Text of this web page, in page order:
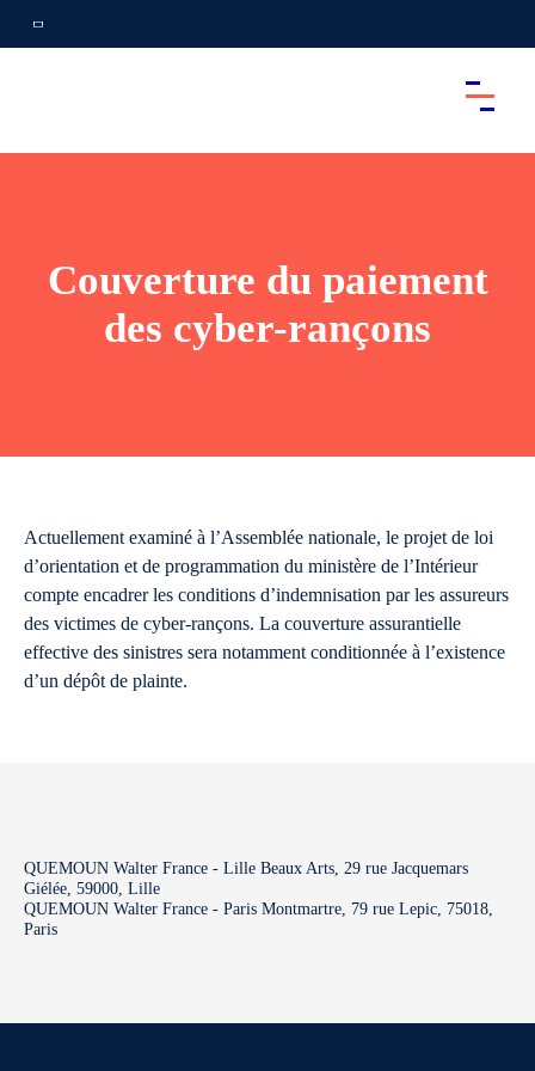
Couverture du paiement
des cyber-rançons
Actuellement examiné à l’Assemblée nationale, le projet de loi
d’orientation et de programmation du ministère de l’Intérieur
compte encadrer les conditions d’indemnisation par les assureurs
des victimes de cyber-rançons. La couverture assurantielle
effective des sinistres sera notamment conditionnée à l’existence
d’un dépôt de plainte.
QUEMOUN Walter France - Lille Beaux Arts, 29 rue Jacquemars
Giélée, 59000, Lille
QUEMOUN Walter France - Paris Montmartre, 79 rue Lepic, 75018,
Paris